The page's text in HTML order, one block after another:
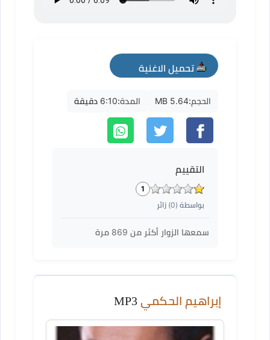
تحميل الاغنية
mp3
الحجم:5.64 MB المدة:6:10 دقيقة
التقييم
1
بواسطة (0) زائر
سمعها الزوار أكثر من 869 مرة
إبراهيم الحكمي